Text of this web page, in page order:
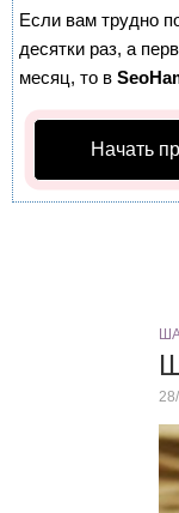
Если вам трудно
десятки раз, а
месяц, то в
Начать